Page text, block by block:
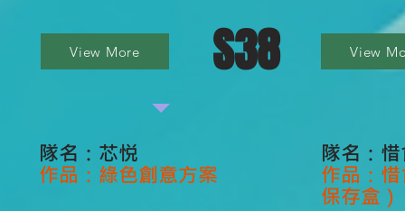
View More S38
隊名：芯悦
作品：綠色創意方案
View
隊名：
作品：
保存盒）